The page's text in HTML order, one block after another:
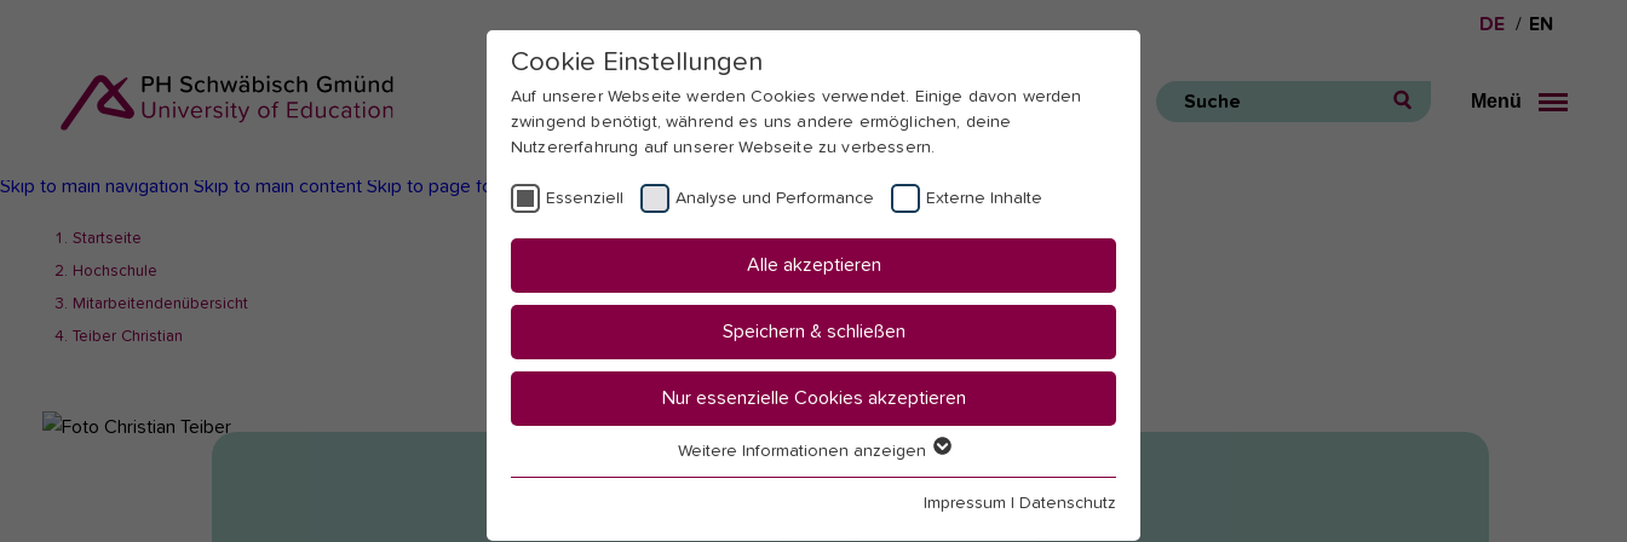
Skip to main navigation Skip to main content Skip to page footer
DE EN
Suche Menü
here:
Startseite
Hochschule
Mitarbeitendenübersicht
Teiber Christian
Cookie Einstellungen
Auf unserer Webseite werden Cookies verwendet. Einige davon werden
zwingend benötigt, während es uns andere ermöglichen, deine
Nutzererfahrung auf unserer Webseite zu verbessern.
Essenziell Analyse und Performance Externe Inhalte
Alle akzeptieren
Speichern & schließen
Nur essenzielle Cookies akzeptieren
Essenzielle Cookies werden für grundlegende Funktionen der Webseite
Weitere Informationen anzeigen
Impressum Datenschutz